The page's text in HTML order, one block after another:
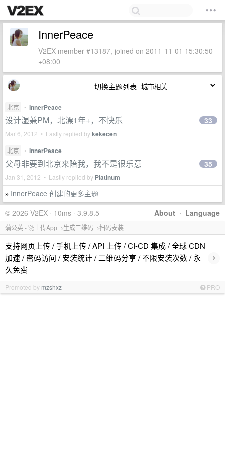
InnerPeace
V2EX member #13187, joined on 2011-11-01 15:30:50
+08:00
切换主题列表
北京 • InnerPeace
设计湿兼PM，北漂1年+，不快乐
Mar 6, 2012 • Lastly replied bykekecen
33
北京 • InnerPeace
父母非要到北京来陪我，我不是很乐意
Jan 31, 2012 • Lastly replied by Platinum
35
» InnerPeace 创建的更多主题
About · Language
© 2026 V2EX · 10ms · 3.9.8.5
蒲公英 - 🚀上传App→生成二维码→扫码安装
支持网页上传 / 手机上传 / API 上传 / CI-CD 集成 / 全球 CDN
加速 / 密码访问 / 安装统计 / 二维码分享 / 不限安装次数 / 永
久免费
›
Promoted by mzshxz PRO